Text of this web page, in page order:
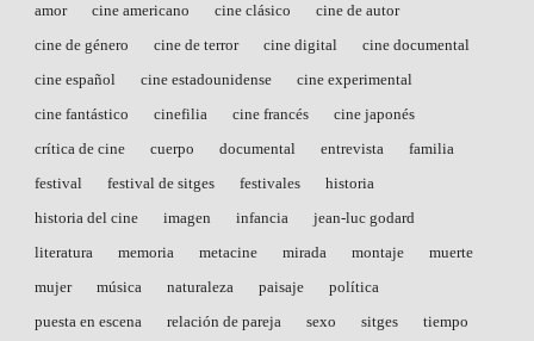
amor cine americano cine clásico
cine de autor
cine de género
cine de terror cine digital
cine documental
cine español
cine estadounidense
cine experimental
cine fantástico
cinefilia cine francés
cine japonés
crítica de cine
cuerpo documental entrevista
familia
festival
festival de sitges festivales
historia
historia del cine
imagen infancia
jean-luc godard
literatura
memoria metacine mirada montaje
muerte
mujer
música naturaleza paisaje
política
puesta en escena
relación de pareja sexo sitges
tiempo